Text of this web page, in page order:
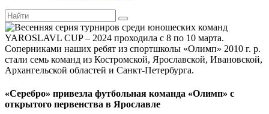
«Серебро» привезла футбольная команда «Олимп» с
открытого первенства в Ярославле